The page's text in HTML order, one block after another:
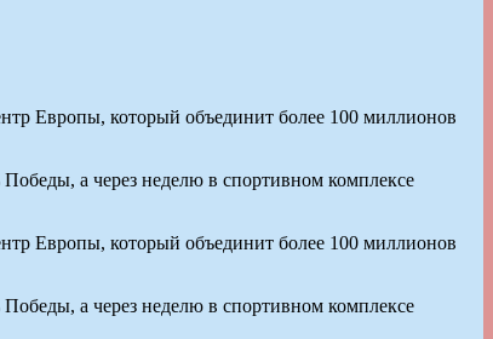
Европы, который объединит более 100 миллионов
а через неделю в спортивном комплексе
Европы, который объединит более 100 миллионов
а через неделю в спортивном комплексе